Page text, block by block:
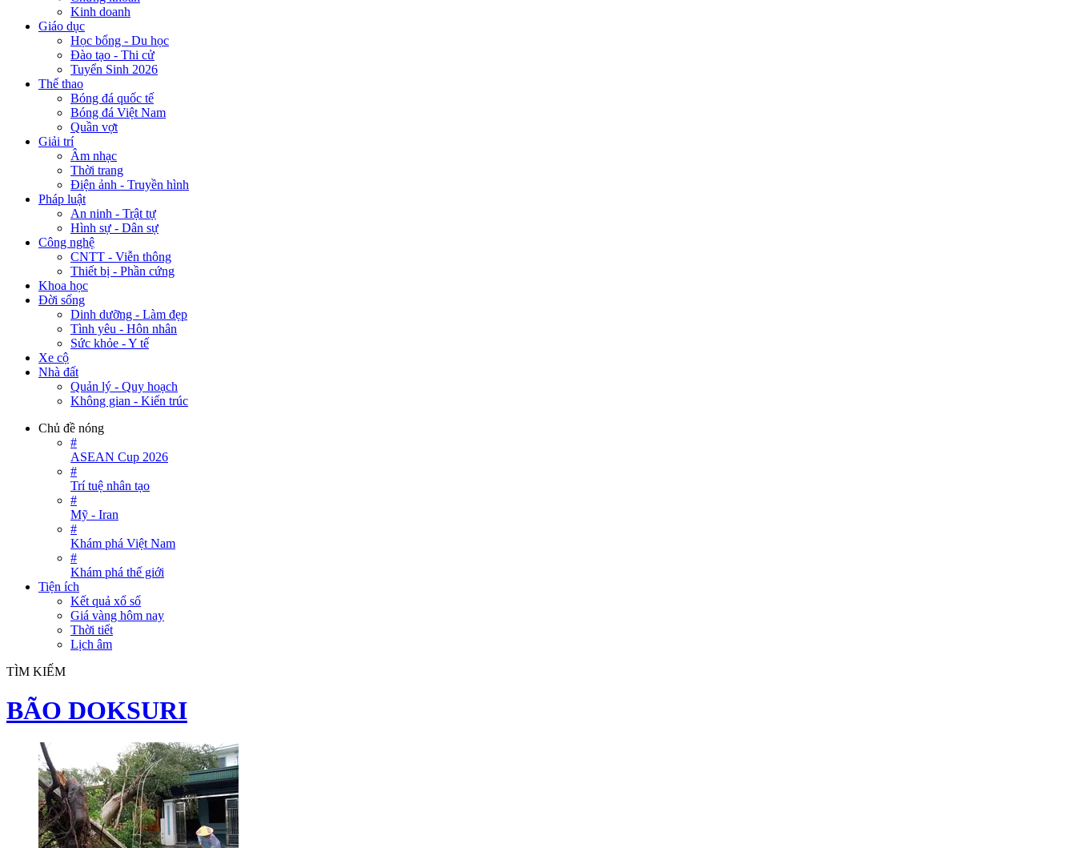
Kinh doanh
Giáo dục
Học bổng - Du học
Đào tạo - Thi cử
Tuyển Sinh 2026
Thể thao
Bóng đá quốc tế
Bóng đá Việt Nam
Quần vợt
Giải trí
Âm nhạc
Thời trang
Điện ảnh - Truyền hình
Pháp luật
An ninh - Trật tự
Hình sự - Dân sự
Công nghệ
CNTT - Viễn thông
Thiết bị - Phần cứng
Khoa học
Đời sống
Dinh dưỡng - Làm đẹp
Tình yêu - Hôn nhân
Sức khỏe - Y tế
Xe cộ
Nhà đất
Quản lý - Quy hoạch
Không gian - Kiến trúc
Chủ đề nóng
#
ASEAN Cup 2026
#
Trí tuệ nhân tạo
#
Mỹ - Iran
#
Khám phá Việt Nam
#
Khám phá thế giới
Tiện ích
Kết quả xổ số
Giá vàng hôm nay
Thời tiết
Lịch âm
TÌM KIẾM
BÃO DOKSURI